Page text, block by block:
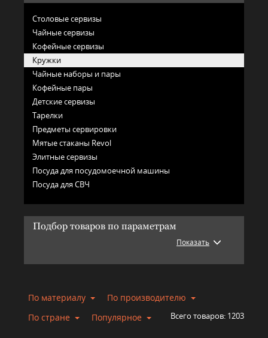
Столовые сервизы
Чайные сервизы
Кофейные сервизы
Кружки
Чайные наборы и пары
Кофейные пары
Детские сервизы
Тарелки
Предметы сервировки
Мятые стаканы Revol
Элитные сервизы
Посуда для посудомоечной машины
Посуда для СВЧ
Подбор товаров по параметрам
Показать
По материалу
По производителю
По стране
Популярное Всего товаров: 1203